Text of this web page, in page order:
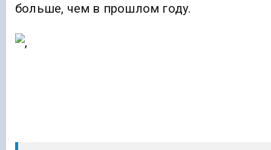
больше, чем в прошлом году.